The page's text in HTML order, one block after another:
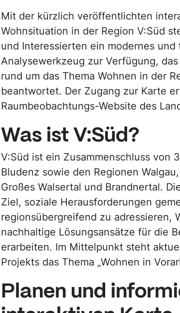
Mit der kürzlich veröffentlichten
Wohnsituation in der Region V:Süd
und Interessierten ein modernes und
Analysewerkzeug zur Verfügung,
rund um das Thema Wohnen in der
beantwortet. Der Zugang zur Karte
Raumbeobachtungs-Website des
Was ist V:Süd?
V:Süd ist ein Zusammenschluss von
Bludenz sowie den Regionen
Großes Walsertal und Brandnertal.
Ziel, soziale Herausforderungen
regionsübergreifend zu adressieren,
nachhaltige Lösungsansätze für die
erarbeiten. Im Mittelpunkt steht
Projekts das Thema „Wohnen in
Planen und